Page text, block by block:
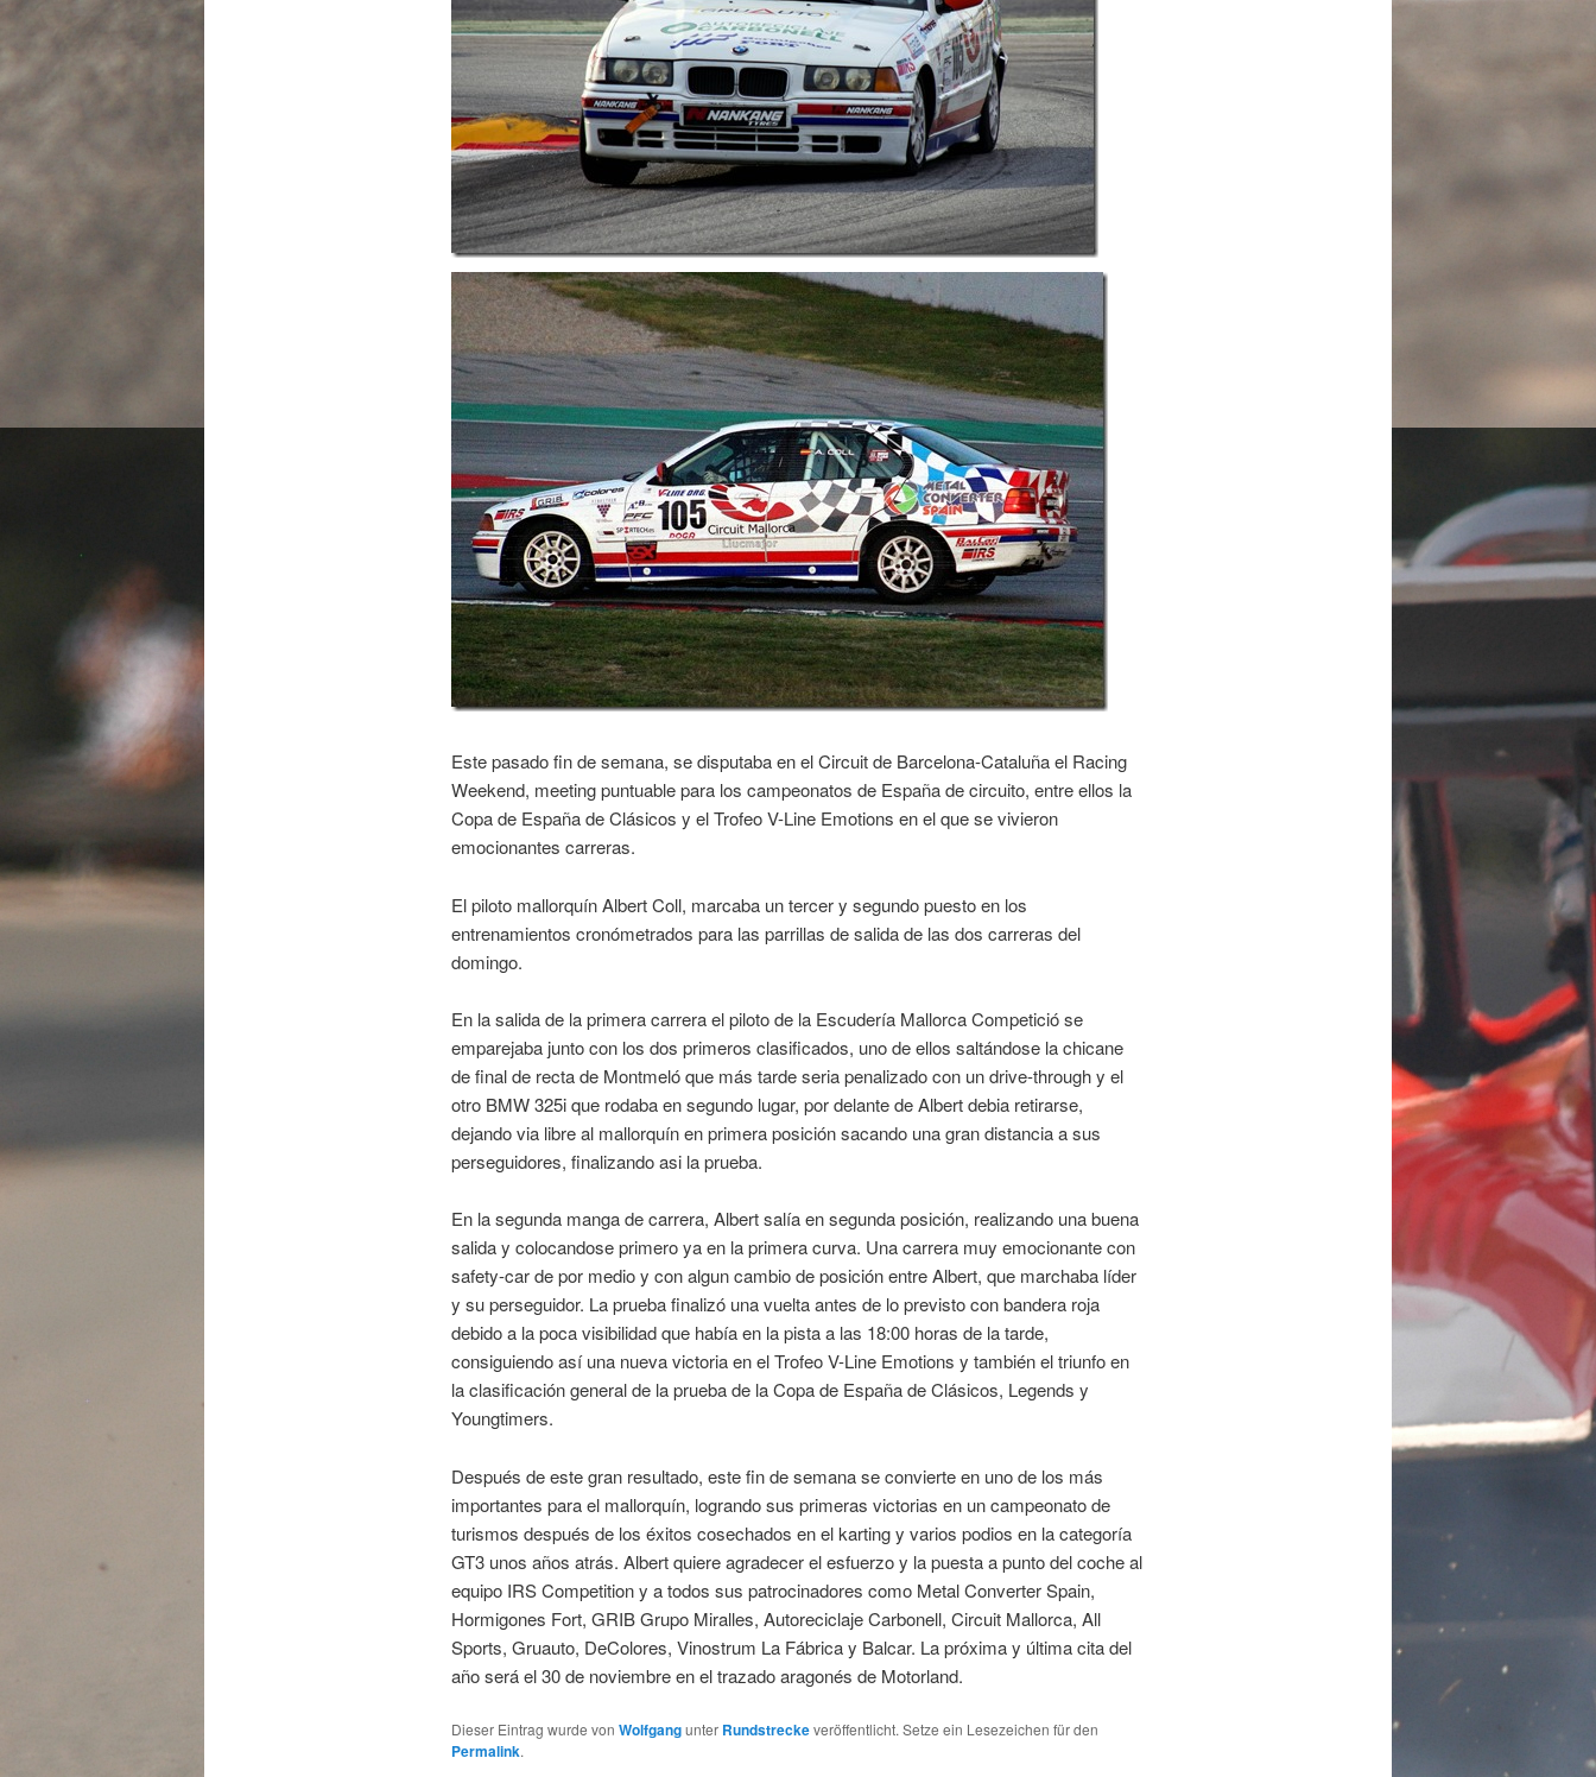
Este pasado fin de semana, se disputaba en el Circuit de Barcelona-Cataluña el Racing
Weekend, meeting puntuable para los campeonatos de España de circuito, entre ellos la
Copa de España de Clásicos y el Trofeo V-Line Emotions en el que se vivieron
emocionantes carreras.
El piloto mallorquín Albert Coll, marcaba un tercer y segundo puesto en los
entrenamientos cronómetrados para las parrillas de salida de las dos carreras del
domingo.
En la salida de la primera carrera el piloto de la Escudería Mallorca Competició se
emparejaba junto con los dos primeros clasificados, uno de ellos saltándose la chicane
de final de recta de Montmeló que más tarde seria penalizado con un drive-through y el
otro BMW 325i que rodaba en segundo lugar, por delante de Albert debia retirarse,
dejando via libre al mallorquín en primera posición sacando una gran distancia a sus
perseguidores, finalizando asi la prueba.
En la segunda manga de carrera, Albert salía en segunda posición, realizando una buena
salida y colocandose primero ya en la primera curva. Una carrera muy emocionante con
safety-car de por medio y con algun cambio de posición entre Albert, que marchaba líder
y su perseguidor. La prueba finalizó una vuelta antes de lo previsto con bandera roja
debido a la poca visibilidad que había en la pista a las 18:00 horas de la tarde,
consiguiendo así una nueva victoria en el Trofeo V-Line Emotions y también el triunfo en
la clasificación general de la prueba de la Copa de España de Clásicos, Legends y
Youngtimers.
Después de este gran resultado, este fin de semana se convierte en uno de los más
importantes para el mallorquín, logrando sus primeras victorias en un campeonato de
turismos después de los éxitos cosechados en el karting y varios podios en la categoría
GT3 unos años atrás. Albert quiere agradecer el esfuerzo y la puesta a punto del coche al
equipo IRS Competition y a todos sus patrocinadores como Metal Converter Spain,
Hormigones Fort, GRIB Grupo Miralles, Autoreciclaje Carbonell, Circuit Mallorca, All
Sports, Gruauto, DeColores, Vinostrum La Fábrica y Balcar. La próxima y última cita del
año será el 30 de noviembre en el trazado aragonés de Motorland.
Dieser Eintrag wurde von Wolfgangunter Rundstreckeveröffentlicht. Setze ein Lesezeichen für den
Permalink.